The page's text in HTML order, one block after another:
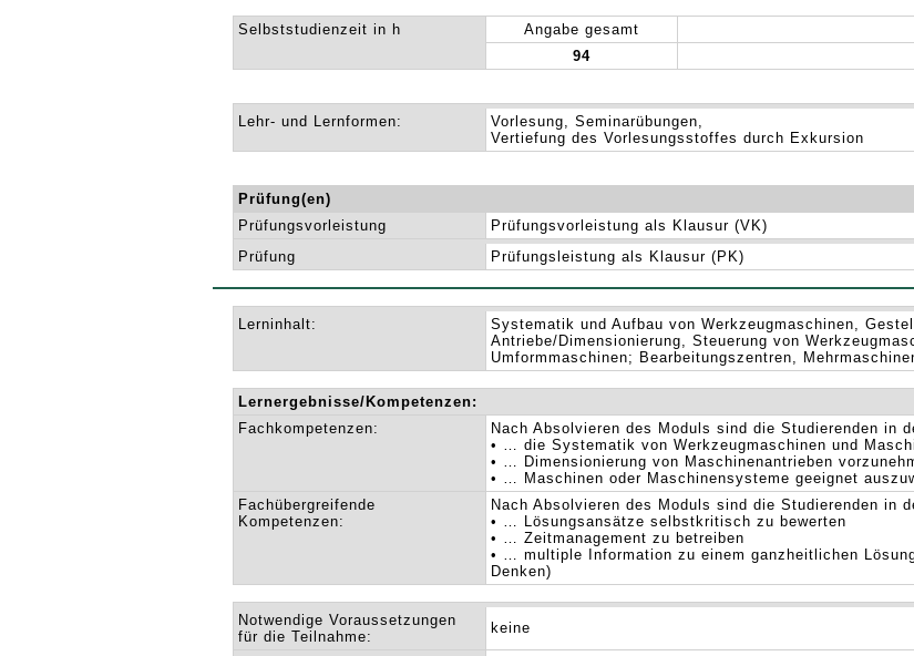
Selbststudienzeit in h
Angabe gesamt
94
Lehr- und Lernformen:
Vorlesung, Seminarübungen,
Vertiefung des Vorlesungsstoffes durch Exkursion
Prüfung(en)
Prüfungsvorleistung
Prüfungsvorleistung als Klausur (VK)
Prüfung
Prüfungsleistung als Klausur (PK)
Lerninhalt:
Systematik und Aufbau von Werkzeugmaschinen,
Antriebe/Dimensionierung, Steuerung von
Umformmaschinen; Bearbeitungszentren,
Lernergebnisse/Kompetenzen:
Fachkompetenzen:
Nach Absolvieren des Moduls sind die Studierenden in
• … die Systematik von Werkzeugmaschinen und
• … Dimensionierung von Maschinenantrieben
• … Maschinen oder Maschinensysteme geeignet
Fachübergreifende
Kompetenzen:
Nach Absolvieren des Moduls sind die Studierenden in
• … Lösungsansätze selbstkritisch zu bewerten
• … Zeitmanagement zu betreiben
• … multiple Information zu einem ganzheitlichen
Denken)
Notwendige Voraussetzungen
für die Teilnahme:
keine